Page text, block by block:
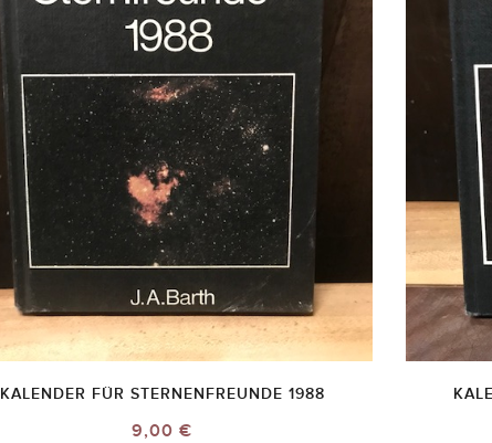
KALENDER FÜR STERNENFREUNDE 1988
9,00 €